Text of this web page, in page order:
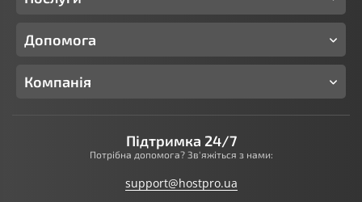
Допомога
Компанія
Підтримка 24/7
Потрібна допомога? Зв'яжіться з нами:
support@hostpro.ua